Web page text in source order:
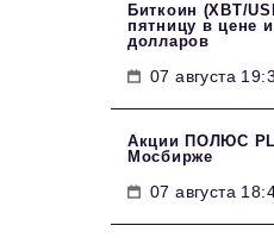
Биткоин (XBT/
пятницу в цене
долларов
07 августа
Акции ПОЛЮС
Мосбирже
07 августа